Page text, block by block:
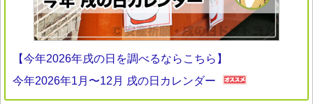
【今年2026年戌の日を調べるならこちら】
今年2026年1月〜12月 戌の日カレンダー